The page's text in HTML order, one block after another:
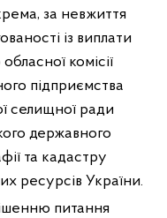
за невжиття
із виплати
комісії
підприємства
селищної ради
державного
та кадастру
ресурсів України.
питання